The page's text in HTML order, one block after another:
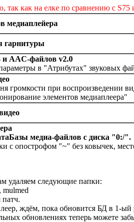
так как на елке по сравнению с
медиаплейера
гарнитуры
и AAC-файлов v2.0
в "Атрибутах" звуковых
громкости при воспроизведении
элементов медиаплеера"
медиа-файлов с диска "0:/".
с опострофом "~" без ковычек,
удаляем следующие папки:
mulmed
ждём, пока обновится БД в 1-ый
обновлениях теперь можете